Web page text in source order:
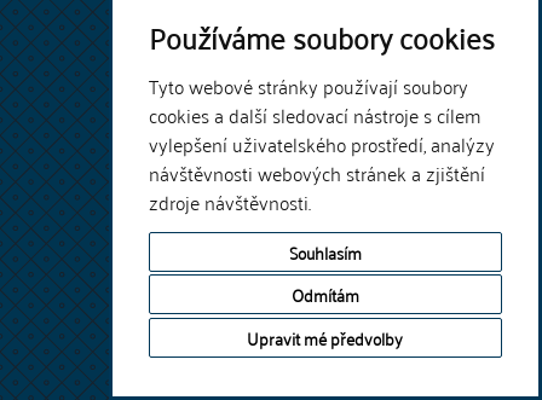
Používáme soubory cookies
Tyto webové stránky používají soubory
cookies a další sledovací nástroje s cílem
vylepšení uživatelského prostředí, analýzy
návštěvnosti webových stránek a zjištění
zdroje návštěvnosti.
Souhlasím
Odmítám
Upravit mé předvolby